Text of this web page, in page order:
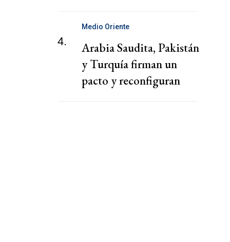
4.
Medio Oriente
Arabia Saudita, Pakistán
y Turquía firman un
pacto y reconfiguran